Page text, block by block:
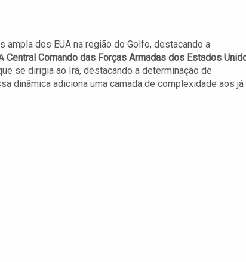
dos EUA na região do Golfo, destacando a
Central Comando das Forças Armadas dos Estados
se dirigia ao Irã, destacando a determinação de
dinâmica adiciona uma camada de complexidade aos já